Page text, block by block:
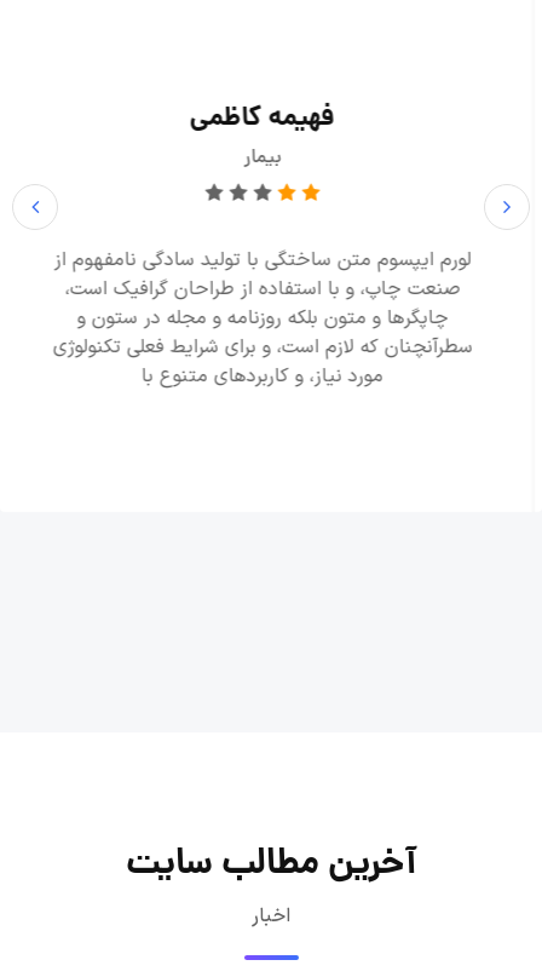
فهیمه کاظمی
بیمار
لورم ایپسوم متن ساختگی با تولید سادگی نامفهوم از
صنعت چاپ، و با استفاده از طراحان گرافیک است،
چاپگرها و متون بلکه روزنامه و مجله در ستون و
سطرآنچنان که لازم است، و برای شرایط فعلی تکنولوژی
مورد نیاز، و کاربردهای متنوع با
آخرین مطالب سایت
اخبار